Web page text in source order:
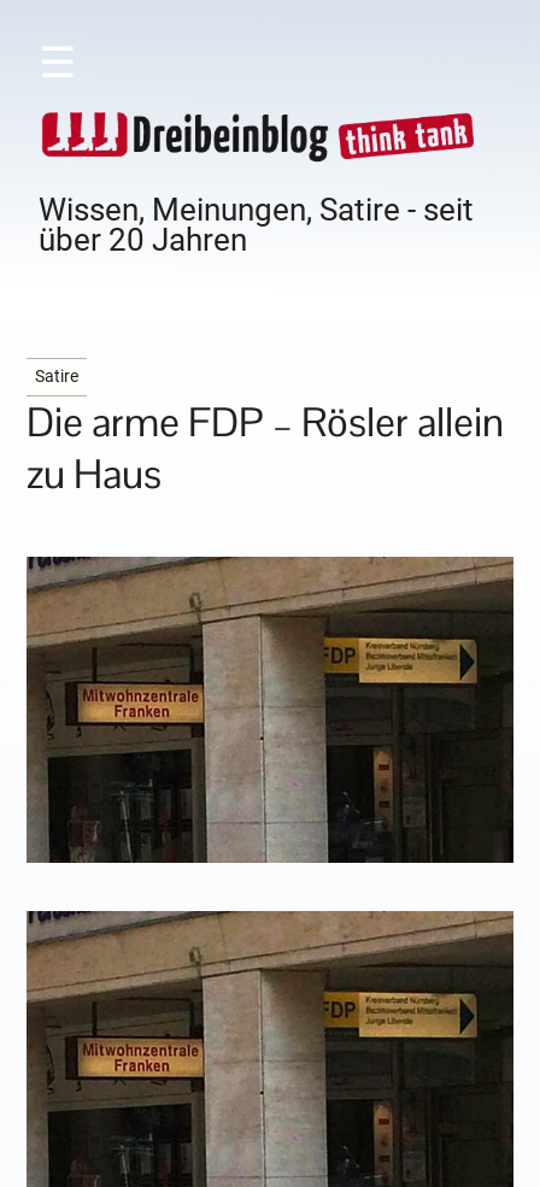
☰
Wissen, Meinungen, Satire - seit
über 20 Jahren
Satire
Die arme FDP – Rösler allein
zu Haus